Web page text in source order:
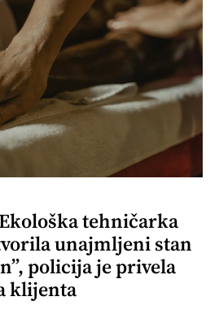
tehničarka
unajmljeni stan
policija je privela
klijenta